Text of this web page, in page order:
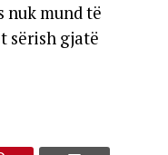
nuk mund të
sërish gjatë